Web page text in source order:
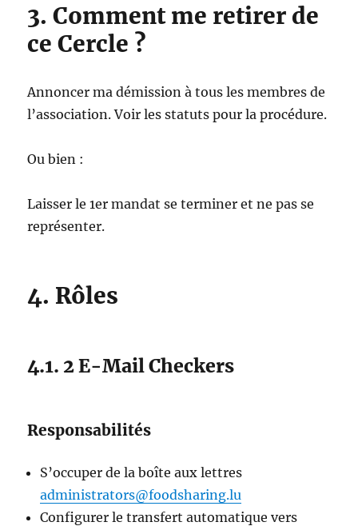
3. Comment me retirer de
ce Cercle ?
Annoncer ma démission à tous les membres de
l’association. Voir les statuts pour la procédure.
Ou bien :
Laisser le 1er mandat se terminer et ne pas se
représenter.
4. Rôles
4.1. 2 E-Mail Checkers
Responsabilités
S’occuper de la boîte aux lettres
administrators@foodsharing.lu
Configurer le transfert automatique vers